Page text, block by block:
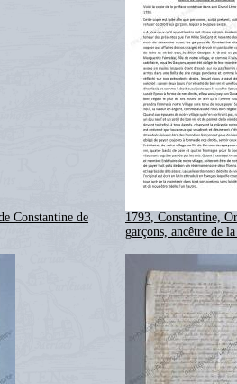
Constantine de
1793, Constantine,
garçons, ancêtre de